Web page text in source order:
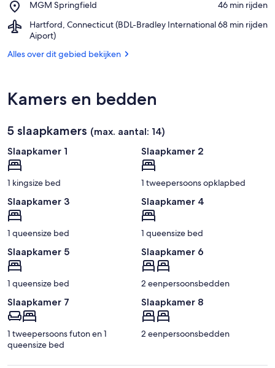
Sturbridge
MGM Springfield
Place,
Springfield
‪46 min rijden‬
Hartford, Connecticut (BDL-Bradley International
Aiport)
Airport,
Hartford,
(BDL-
‪68 min rijden‬
Alles over dit gebied bekijken
Kamers en bedden
5 slaapkamers (max. aantal: 14)
Slaapkamer 1
1 kingsize bed
Slaapkamer 2
1 tweepersoons opklapbed
Slaapkamer 3
1 queensize bed
Slaapkamer 4
1 queensize bed
Slaapkamer 5
1 queensize bed
Slaapkamer 6
2 eenpersoonsbedden
Slaapkamer 7
1 tweepersoons futon en 1
queensize bed
Slaapkamer 8
2 eenpersoonsbedden